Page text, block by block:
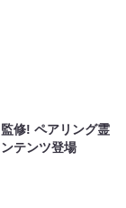
修! ペアリング霊
テンツ登場